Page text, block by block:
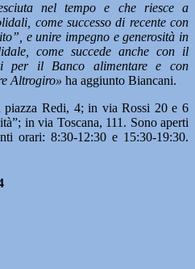
nel tempo e che riesce a
come successo di recente con
e unire impegno e generosità in
come succede anche con il
per il Banco alimentare e con
Altrogiro» ha aggiunto Biancani.
Redi, 4; in via Rossi 20 e 6
in via Toscana, 111. Sono aperti
orari: 8:30-12:30 e 15:30-19:30.